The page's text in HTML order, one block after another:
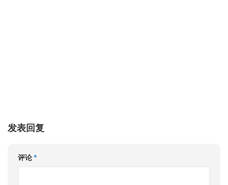
发表回复
评论*